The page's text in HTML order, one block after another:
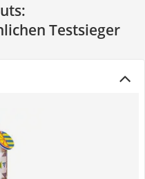
Testsieger